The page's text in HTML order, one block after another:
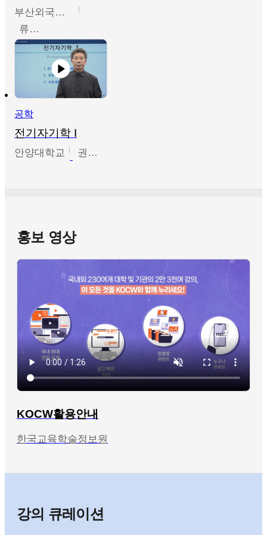
부산외국어대학교
류영철
공학
전기자기학 I
안양대학교 권원현
홍보 영상
KOCW활용안내
한국교육학술정보원
강의 큐레이션